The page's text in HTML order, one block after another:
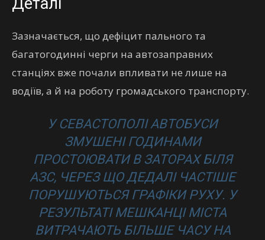
Зазначається, що дефіцит пального та
багатогодинні черги на автозаправних
станціях вже почали впливати не лише на
водіїв, а й на роботу громадського транспорту.
У СЕВАСТОПОЛІ АВТОБУСИ
ЗМУШЕНІ ГОДИНАМИ
ПРОСТОЮВАТИ В ЗАТОРАХ БІЛЯ
АЗС, ЧЕРЕЗ ЩО ДЕДАЛІ ЧАСТІШЕ
ПОРУШУЮТЬСЯ ГРАФІКИ РУХУ. У
РЕЗУЛЬТАТІ МЕШКАНЦІ МІСТА
ВИТРАЧАЮТЬ БІЛЬШЕ ЧАСУ НА